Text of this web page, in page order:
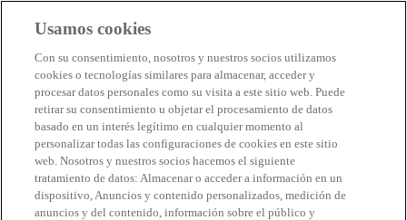
Empresas Biosphere
Cómo valoramos
Quienes somos
ES
English
Português
Français
Català
Deutsch
Türkçe
Usamos cookies
Con su consentimiento, nosotros y nuestros socios utilizamos
cookies o tecnologías similares para almacenar, acceder y
procesar datos personales como su visita a este sitio web. Puede
retirar su consentimiento u objetar el procesamiento de datos
basado en un interés legítimo en cualquier momento al
personalizar todas las configuraciones de cookies en este sitio
web. Nosotros y nuestros socios hacemos el siguiente
tratamiento de datos: Almacenar o acceder a información en un
dispositivo, Anuncios y contenido personalizados, medición de
anuncios y del contenido, información sobre el público y